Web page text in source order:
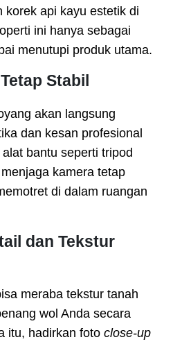
korek api kayu estetik di
ini hanya sebagai
menutupi produk utama.
Stabil
akan langsung
dan kesan profesional
bantu seperti tripod
kamera tetap
di dalam ruangan
dan Tekstur
meraba tekstur tanah
wol Anda secara
itu, hadirkan foto close-up